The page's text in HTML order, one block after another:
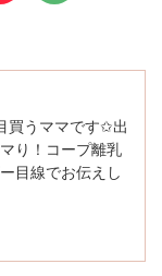
買うママです✩出
り！コープ離乳
目線でお伝えし